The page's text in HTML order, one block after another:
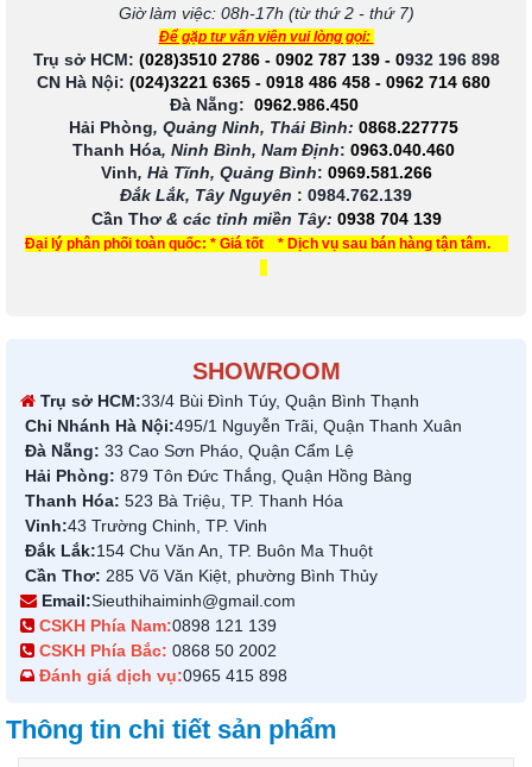
Giờ làm việc: 08h-17h (từ thứ 2 - thứ 7)
Để gặp tư vấn viên vui lòng gọi:
Trụ sở HCM: (028)3510 2786 - 0902 787 139- 0932 196 898
CN Hà Nội: (024)3221 6365 - 0918 486 458 - 0962 714 680
Đà Nẵng: 0962.986.450
Hải Phòng, Quảng Ninh, Thái Bình: 0868.227775
Thanh Hóa, Ninh Bình, Nam Định: 0963.040.460
Vinh, Hà Tĩnh, Quảng Bình: 0969.581.266
Đắk Lắk, Tây Nguyên : 0984.762.139
Cần Thơ & các tỉnh miền Tây: 0938 704 139
Đại lý phân phối toàn quốc: * Giá tốt * Dịch vụ sau bán hàng tận tâm.
SHOWROOM
Trụ sở HCM:33/4 Bùi Đình Túy, Quận Bình Thạnh
Chi Nhánh Hà Nội:495/1 Nguyễn Trãi, Quận Thanh Xuân
Đà Nẵng: 33 Cao Sơn Pháo, Quận Cẩm Lệ
Hải Phòng: 879 Tôn Đức Thắng, Quận Hồng Bàng
Thanh Hóa: 523 Bà Triệu, TP. Thanh Hóa
Vinh:43 Trường Chinh, TP. Vinh
Đắk Lắk:154 Chu Văn An, TP. Buôn Ma Thuột
Cần Thơ: 285 Võ Văn Kiệt, phường Bình Thủy
Email:Sieuthihaiminh@gmail.com
CSKH Phía Nam:0898 121 139
CSKH Phía Bắc: 0868 50 2002
Đánh giá dịch vụ:0965 415 898
Thông tin chi tiết sản phẩm